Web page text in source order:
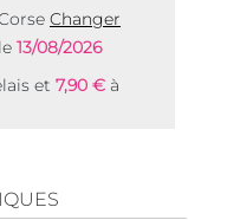
Changer
13/08/2026
et 7,90 € à